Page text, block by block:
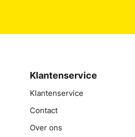
Klantenservice
Klantenservice
Contact
Over ons